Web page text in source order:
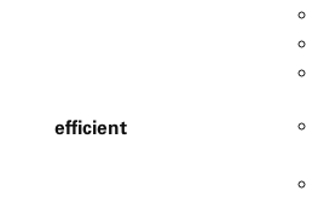
efficient